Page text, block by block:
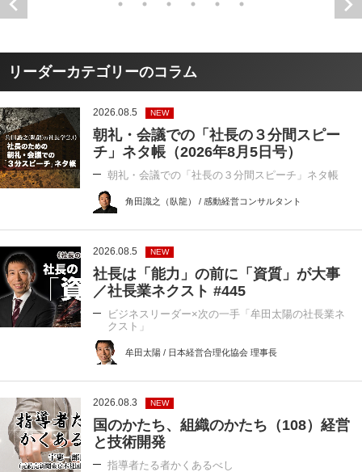
リーダーカテゴリーのコラム
2026.08.5 NEW
朝礼・会議での「社長の３分間スピー
チ」ネタ帳（2026年8月5日号）
朝礼・会議での「社長の３分間スピーチ」ネタ帳
角田識之（臥龍） / 感動経営コンサルタント
2026.08.5 NEW
社長は「能力」の前に「資質」が大事
／社長業ネクスト #445
ビジネスリーダー×次の一手「牟田太陽の社長業ネ
クスト」
牟田太陽 / 日本経営合理化協会 理事長
2026.08.3 NEW
国のかたち、組織のかたち（108）経営
と技術開発
指導者たる者かくあるべし